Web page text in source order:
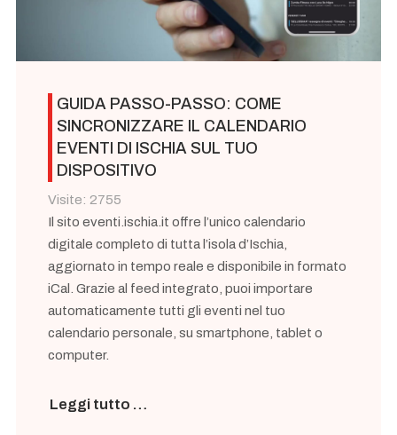
GUIDA PASSO-PASSO: COME
SINCRONIZZARE IL CALENDARIO
EVENTI DI ISCHIA SUL TUO
DISPOSITIVO
Visite: 2755
Il sito eventi.ischia.it offre l’unico calendario
digitale completo di tutta l’isola d’Ischia,
aggiornato in tempo reale e disponibile in formato
iCal. Grazie al feed integrato, puoi importare
automaticamente tutti gli eventi nel tuo
calendario personale, su smartphone, tablet o
computer.
Leggi tutto …